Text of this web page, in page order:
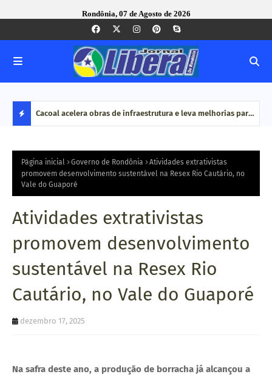
Rondônia, 07 de Agosto de 2026
S
Cacoal acelera obras de infraestrutura e leva melhorias para
Página inicial Governo de Rondônia
Atividades extrativistas
promovem desenvolvimento sustentável na Resex Rio Cautário, no
Vale do Guaporé
Atividades extrativistas
promovem desenvolvimento
sustentável na Resex Rio
Cautário, no Vale do Guaporé
dezembro 17, 2025
Na safra deste ano, a produção de borracha já alcançou a